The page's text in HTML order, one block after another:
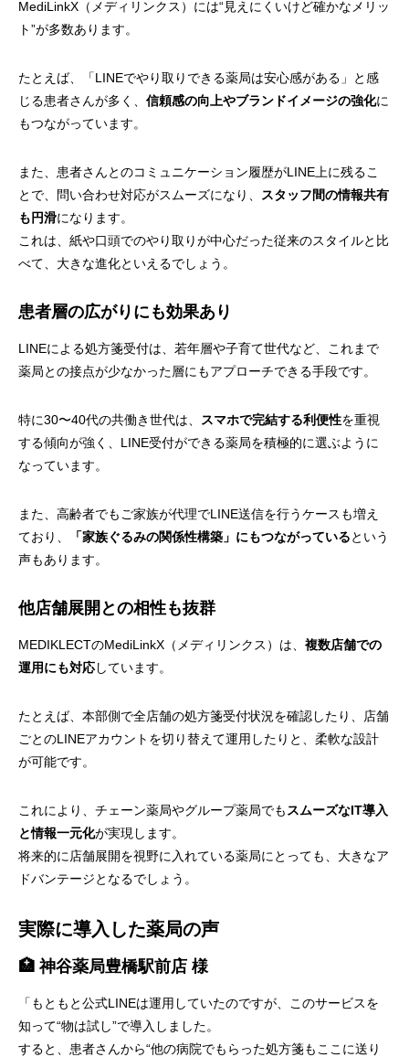
MediLinkX（メディリンクス）には“見えにくいけど確かなメリッ
ト”が多数あります。
たとえば、「LINEでやり取りできる薬局は安心感がある」と感
じる患者さんが多く、 信頼感の向上やブランドイメージの強化に
もつながっています。
また、患者さんとのコミュニケーション履歴がLINE上に残るこ
とで、問い合わせ対応がスムーズになり、
スタッフ間の情報共有
も円滑になります。
これは、紙や口頭でのやり取りが中心だった従来のスタイルと比
べて、大きな進化といえるでしょう。
患者層の広がりにも効果あり
LINEによる処方箋受付は、若年層や子育て世代など、これまで
薬局との接点が少なかった層にもアプローチできる手段です。
特に30〜40代の共働き世代は、 スマホで完結する利便性を重視
する傾向が強く、LINE受付ができる薬局を積極的に選ぶように
なっています。
また、高齢者でもご家族が代理でLINE送信を行うケースも増え
ており、
「家族ぐるみの関係性構築」にもつながっているという
声もあります。
他店舗展開との相性も抜群
MEDIKLECTのMediLinkX（メディリンクス）は、 複数店舗での
運用にも対応しています。
たとえば、本部側で全店舗の処方箋受付状況を確認したり、店舗
ごとのLINEアカウントを切り替えて運用したりと、柔軟な設計
が可能です。
これにより、チェーン薬局やグループ薬局でも スムーズなIT導入
と情報一元化が実現します。
将来的に店舗展開を視野に入れている薬局にとっても、大きなア
ドバンテージとなるでしょう。
実際に導入した薬局の声
🏥 神谷薬局豊橋駅前店 様
「もともと公式LINEは運用していたのですが、このサービスを
知って“物は試し”で導入しました。
すると、患者さんから“他の病院でもらった処方箋もここに送り